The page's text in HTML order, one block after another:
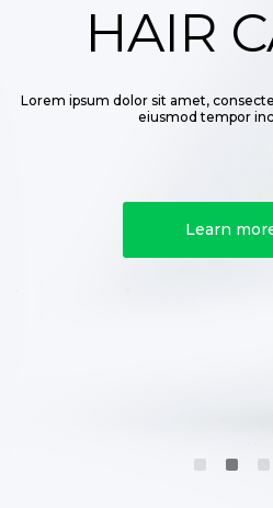
HAIR
Lorem ipsum dolor sit amet,
eiusmod tempor
Learn